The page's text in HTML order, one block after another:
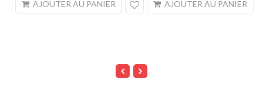
AJOUTER AU PANIER search AJOUTER AU PANIER